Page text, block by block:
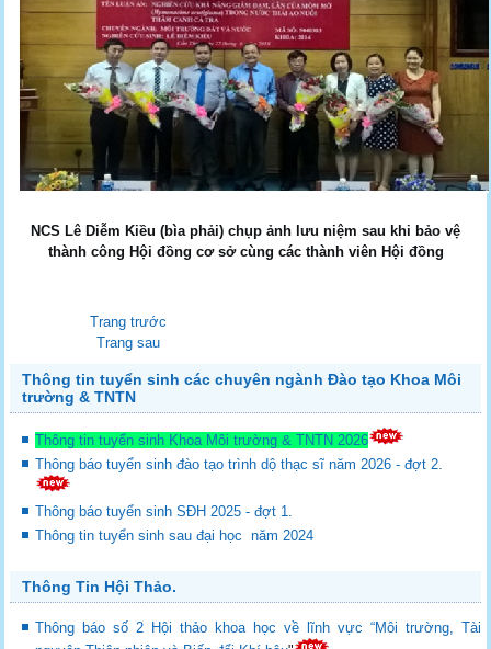
NCS Lê Diễm Kiều (bìa phải) chụp ảnh lưu niệm sau khi bảo vệ
thành công Hội đồng cơ sở cùng các thành viên Hội đồng
Trang trước
Trang sau
Thông tin tuyển sinh các chuyên ngành Đào tạo Khoa Môi
trường & TNTN
Thông tin tuyển sinh Khoa Môi trường & TNTN 2026
Thông báo tuyển sinh đào tạo trình dộ thạc sĩ năm 2026 - đợt 2.
Thông báo tuyển sinh SĐH 2025 - đợt 1.
Thông tin tuyển sinh sau đại học năm 2024
Thông Tin Hội Thảo.
Thông báo số 2 Hội thảo khoa học về lĩnh vực “Môi trường, Tài